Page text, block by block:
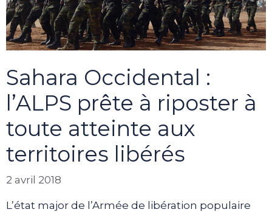
Sahara Occidental :
l’ALPS prête à riposter à
toute atteinte aux
territoires libérés
2 avril 2018
L’état major de l’Armée de libération populaire